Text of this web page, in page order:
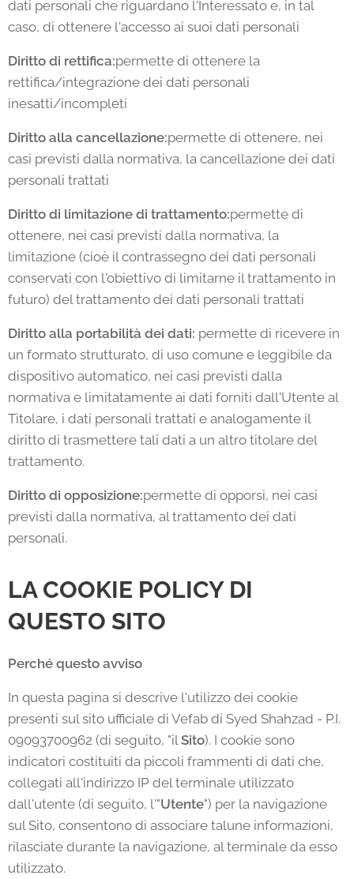
dati personali che riguardano l'Interessato e, in tal
caso, di ottenere l'accesso ai suoi dati personali
Diritto di rettifica:permette di ottenere la
rettifica/integrazione dei dati personali
inesatti/incompleti
Diritto alla cancellazione:permette di ottenere, nei
casi previsti dalla normativa, la cancellazione dei dati
personali trattati
Diritto di limitazione di trattamento:permette di
ottenere, nei casi previsti dalla normativa, la
limitazione (cioè il contrassegno dei dati personali
conservati con l'obiettivo di limitarne il trattamento in
futuro) del trattamento dei dati personali trattati
Diritto alla portabilità dei dati: permette di ricevere in
un formato strutturato, di uso comune e leggibile da
dispositivo automatico, nei casi previsti dalla
normativa e limitatamente ai dati forniti dall'Utente al
Titolare, i dati personali trattati e analogamente il
diritto di trasmettere tali dati a un altro titolare del
trattamento.
Diritto di opposizione:permette di opporsi, nei casi
previsti dalla normativa, al trattamento dei dati
personali.
LA COOKIE POLICY DI
QUESTO SITO
Perché questo avviso
In questa pagina si descrive l'utilizzo dei cookie
presenti sul sito ufficiale di Vefab di Syed Shahzad - P.I.
09093700962 (di seguito, "ilSito). I cookie sono
indicatori costituiti da piccoli frammenti di dati che,
collegati all'indirizzo IP del terminale utilizzato
dall'utente (di seguito, l'"Utente") per la navigazione
sul Sito, consentono di associare talune informazioni,
rilasciate durante la navigazione, al terminale da esso
utilizzato.